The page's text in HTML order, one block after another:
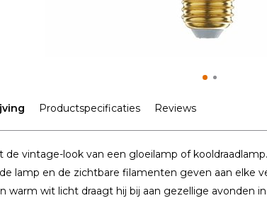
Productspecificaties Reviews
de vintage-look van een gloeilamp of
lamp en de zichtbare filamenten geven aan elke
warm wit licht draagt hij bij aan gezellige avonden